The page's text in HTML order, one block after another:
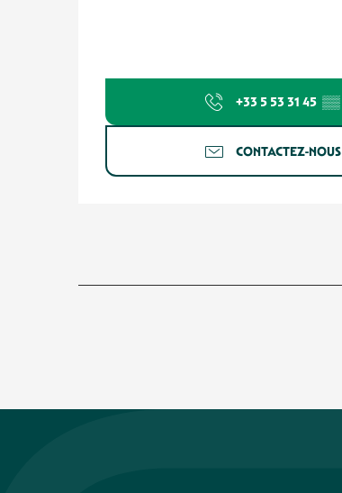
+33 5 53 31 45 ▒▒
CONTACTEZ-NOUS